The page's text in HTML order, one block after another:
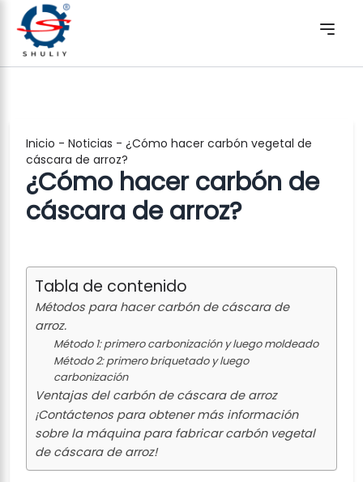
Inicio - Noticias - ¿Cómo hacer carbón vegetal de
cáscara de arroz?
¿Cómo hacer carbón de
cáscara de arroz?
Tabla de contenido
Métodos para hacer carbón de cáscara de
arroz.
Método 1: primero carbonización y luego moldeado
Método 2: primero briquetado y luego
carbonización
Ventajas del carbón de cáscara de arroz
¡Contáctenos para obtener más información
sobre la máquina para fabricar carbón vegetal
de cáscara de arroz!